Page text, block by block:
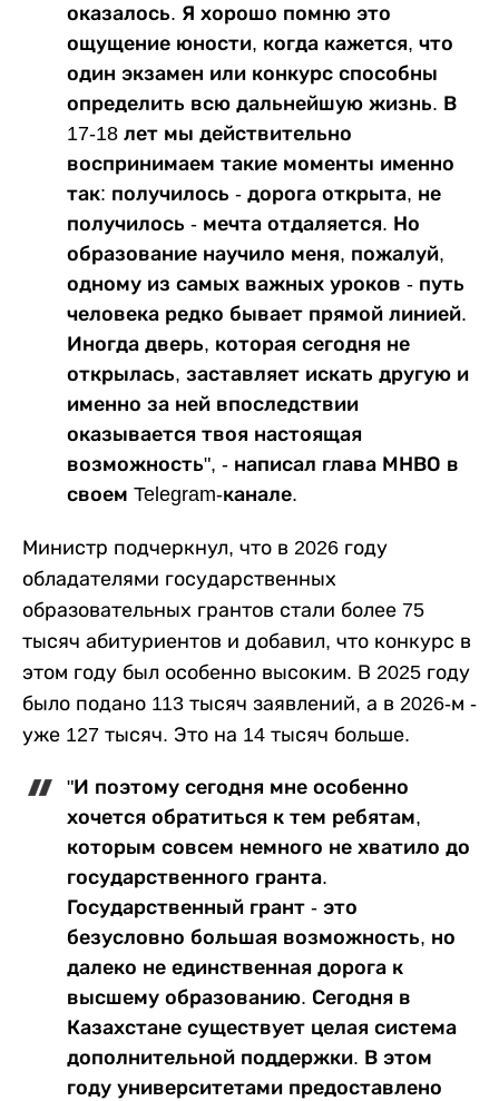
оказалось. Я хорошо помню это
ощущение юности, когда кажется, что
один экзамен или конкурс способны
определить всю дальнейшую жизнь. В
17-18 лет мы действительно
воспринимаем такие моменты именно
так: получилось - дорога открыта, не
получилось - мечта отдаляется. Но
образование научило меня, пожалуй,
одному из самых важных уроков - путь
человека редко бывает прямой линией.
Иногда дверь, которая сегодня не
открылась, заставляет искать другую и
именно за ней впоследствии
оказывается твоя настоящая
возможность", - написал глава МНВО в
своем Telegram-канале.
Министр подчеркнул, что в 2026 году
обладателями государственных
образовательных грантов стали более 75
тысяч абитуриентов и добавил, что конкурс в
этом году был особенно высоким. В 2025 году
было подано 113 тысяч заявлений, а в 2026-м -
уже 127 тысяч. Это на 14 тысяч больше.
"И поэтому сегодня мне особенно
хочется обратиться к тем ребятам,
которым совсем немного не хватило до
государственного гранта.
Государственный грант - это
безусловно большая возможность, но
далеко не единственная дорога к
высшему образованию. Сегодня в
Казахстане существует целая система
дополнительной поддержки. В этом
году университетами предоставлено